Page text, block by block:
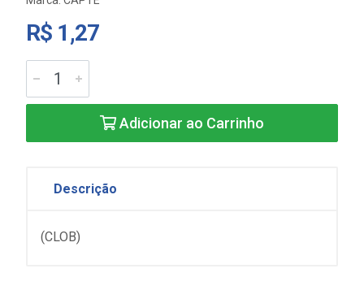
R$ 1,27
Adicionar ao Carrinho
Descrição
(CLOB)